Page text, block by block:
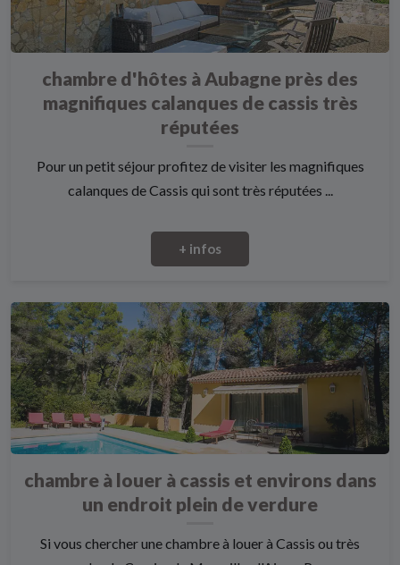
chambre d'hôtes à Aubagne près des
magnifiques calanques de cassis très
réputées
Pour un petit séjour profitez de visiter les magnifiques
calanques de Cassis qui sont très réputées ...
+ infos
chambre à louer à cassis et environs dans
un endroit plein de verdure
Si vous chercher une chambre à louer à Cassis ou très